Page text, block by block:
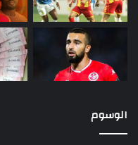
الوسوم